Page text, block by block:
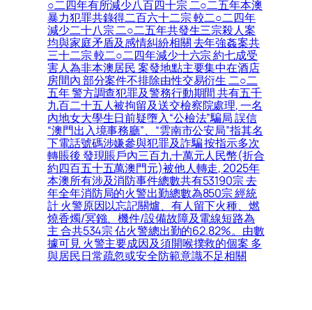
○二四年有所減少八百四十宗 二○二五年本澳
暴力犯罪共錄得二百六十二宗 較二○二四年
減少二十八宗 二○二五年共發生三宗殺人案
均與家庭矛盾及感情糾紛相關 去年強姦案共
三十二宗 較二○二四年減少十六宗 約七成受
害人為非本澳居民 案發地點主要集中在酒店
房間內 部分案件不排除由性交易衍生 二○二
五年 警方調查犯罪及警務行動期間 共有五千
九百二十五人被拘留及送交檢察院處理, 一名
內地女大學生日前疑墮入“公檢法”騙局 誤信
“澳門出入境事務廳”、“雲南市公安局”指其名
下電話號碼涉嫌參與犯罪及詐騙 按指示多次
轉賬後 發現賬戶內三百九十萬元人民幣(折合
約四百五十五萬澳門元)被他人轉走, 2025年
本澳所有涉及消防事件總數共有53190宗 去
年全年消防局的火警出勤總數為850宗 經統
計 火警原因以忘記關爐、有人留下火種、燃
燒香燭/冥鏹、機件/設備故障及電線短路為
主 合共534宗 佔火警總出勤的62.82%。由數
據可見 火警主要成因及須開喉撲救的個案 多
與居民日常疏忽或安全防範意識不足相關